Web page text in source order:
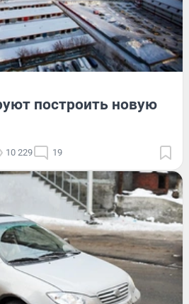
построить новую
10 229 19